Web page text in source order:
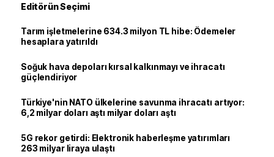
Editörün Seçimi
Tarım işletmelerine 634.3 milyon TL hibe: Ödemeler
hesaplara yatırıldı
Soğuk hava depoları kırsal kalkınmayı ve ihracatı
güçlendiriyor
Türkiye'nin NATO ülkelerine savunma ihracatı artıyor:
6,2 milyar doları aştı milyar doları aştı
5G rekor getirdi: Elektronik haberleşme yatırımları
263 milyar liraya ulaştı